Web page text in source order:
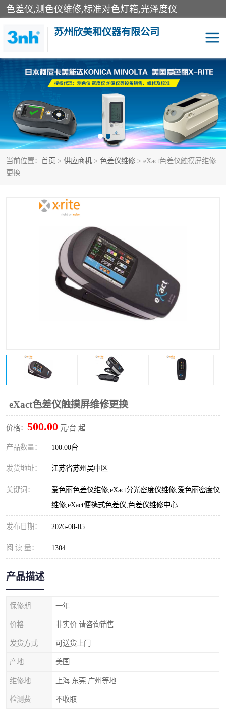
色差仪,测色仪维修,标准对色灯箱,光泽度仪
苏州欣美和仪器有限公司
当前位置： 首页 > 供应商机 > 色差仪维修 > eXact色差仪触摸屏维修
更换
eXact色差仪触摸屏维修更换
价格： 500.00 元/台 起
产品数量： 100.00台
发货地址： 江苏省苏州吴中区
关键词：
爱色丽色差仪维修,eXact分光密度仪维修,爱色丽密度仪
维修,eXact便携式色差仪,色差仪维修中心
发布日期： 2026-08-05
阅 读 量： 1304
产品描述
保修期 一年
价格 非实价 请咨询销售
发货方式 可送货上门
产地 美国
维修地 上海 东莞 广州等地
检测费 不收取
3nh色差仪 色差宝
分光色差仪 DOHO色差仪
美能达色差计 爱色丽测色仪
3nh分光测色仪 非接触式在线测色仪
雾度透过率仪
美能达色差仪维修
炉温仪维修 校色仪维修
区域测色仪
配色软件
印刷看样台
条码扫描仪维修